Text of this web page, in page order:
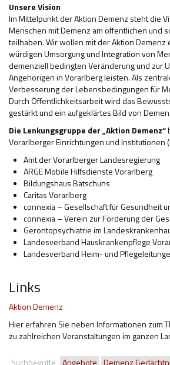
Unsere Vision
Im Mittelpunkt der Aktion Demenz steht die
Menschen mit Demenz am öffentlichen und
teilhaben. Wir wollen mit der Aktion Demenz
würdigen Umsorgung und Integration von
demenziell bedingten Veränderung und zur
Angehörigen in Vorarlberg leisten. Als
Verbesserung der Lebensbedingungen für
Durch Öffentlichkeitsarbeit wird das
gestärkt und ein aufgeklärtes Bild von
Die Lenkungsgruppe der „Aktion Demenz“
Vorarlberger Einrichtungen und Institutionen
Amt der Vorarlberger Landesregierung
ARGE Mobile Hilfsdienste Vorarlberg
Bildungshaus Batschuns
Caritas Vorarlberg
connexia – Gesellschaft für Gesundheit
connexia – Verein zur Förderung der
Gerontopsychiatrie im
Landesverband Hauskrankenpflege
Landesverband Heim- und
Links
Aktion Demenz
Hier erfahren Sie neben Informationen zum
zu zahlreichen Veranstaltungen im ganzen
Suchbegriffe Angebote Demenz